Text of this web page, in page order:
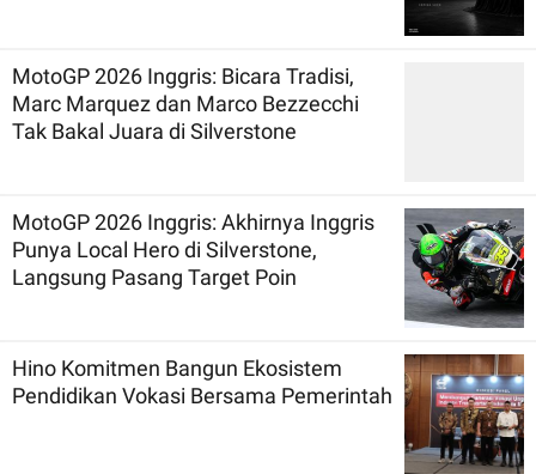
MotoGP 2026 Inggris: Bicara Tradisi,
Marc Marquez dan Marco Bezzecchi
Tak Bakal Juara di Silverstone
MotoGP 2026 Inggris: Akhirnya Inggris
Punya Local Hero di Silverstone,
Langsung Pasang Target Poin
Hino Komitmen Bangun Ekosistem
Pendidikan Vokasi Bersama Pemerintah